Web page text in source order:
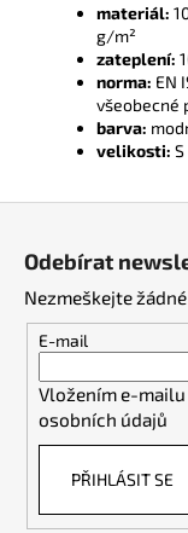
materiál:
g/m²
zateplení:
norma: EN
všeobecné
barva:
velikosti: S
Odebírat
Nezmeškejte
E-mail
Vložením e-
osobních údajů
PŘIHLÁSIT SE